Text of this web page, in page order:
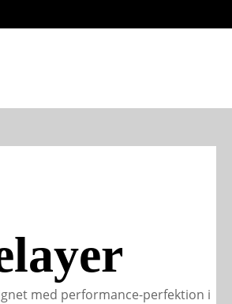
med performance-perfektion i